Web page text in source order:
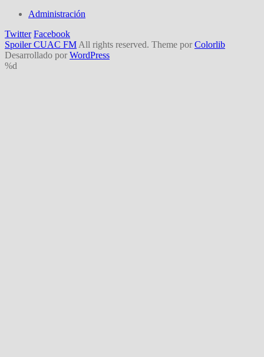
Administración
Twitter Facebook
Spoiler CUAC FM All rights reserved. Theme por Colorlib
Desarrollado por WordPress
%d